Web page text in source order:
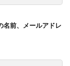
名前、メールアドレ